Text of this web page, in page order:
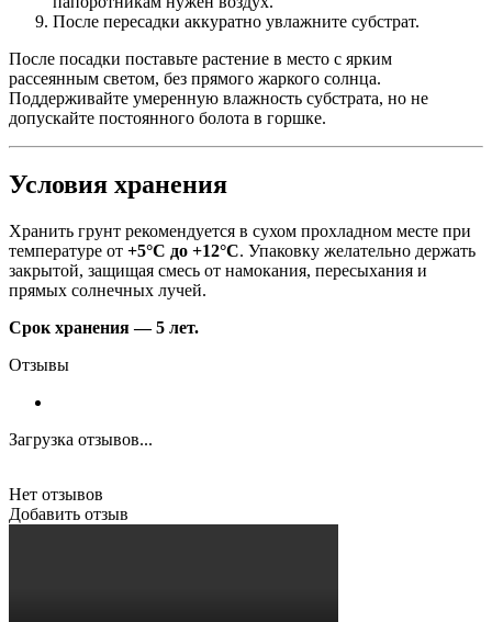
После пересадки аккуратно увлажните субстрат.
После посадки поставьте растение в место с ярким
рассеянным светом, без прямого жаркого солнца.
Поддерживайте умеренную влажность субстрата, но не
допускайте постоянного болота в горшке.
Условия хранения
Хранить грунт рекомендуется в сухом прохладном месте при
температуре от +5°C до +12°C. Упаковку желательно держать
закрытой, защищая смесь от намокания, пересыхания и
прямых солнечных лучей.
Срок хранения — 5 лет.
Отзывы
Загрузка отзывов...
Нет отзывов
Добавить отзыв